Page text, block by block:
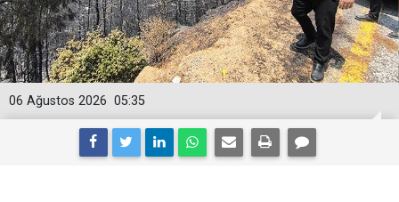
05:35
06 Ağustos 2026